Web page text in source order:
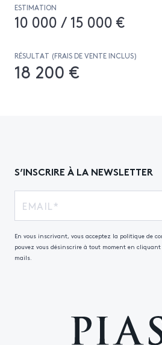
ESTIMATION
10 000 / 15 000 €
RÉSULTAT (FRAIS DE VENTE INCLUS)
18 200 €
S’INSCRIRE À LA NEWSLETTER
En vous inscrivant, vous acceptez la politique de
pouvez vous désinscrire à tout moment en
mails.